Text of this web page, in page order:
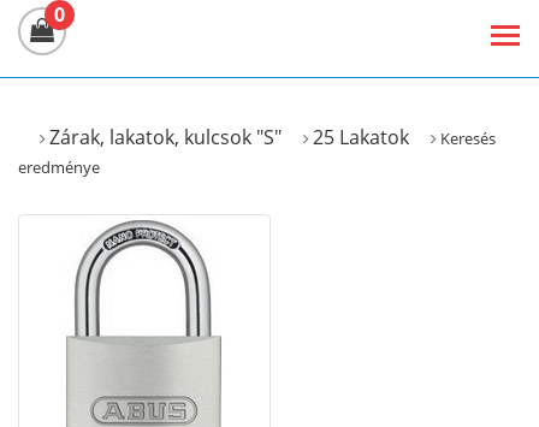
0
Zárak, lakatok, kulcsok "S" 25 Lakatok
Keresés
eredménye